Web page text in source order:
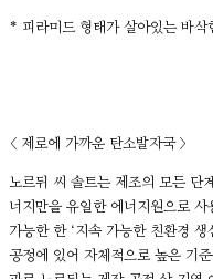
* 피라미드 형태가 살아있는 바삭
< 제로에 가까운 탄소발자국 >
노르뒤 씨 솔트는 제조의 모든 단
너지만을 유일한 에너지원으로
가능한 한 ‘지속 가능한 친환경
공정에 있어 자체적으로 높은 기